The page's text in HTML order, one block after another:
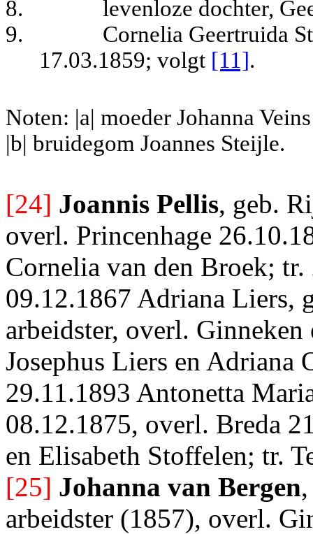
8.
levenloze dochter,
9.
Cornelia Geertruida
17.03.1859; volgt [11].
Noten: |a| moeder Johanna
|b| bruidegom Joannes Steijle.
[24] Joannis Pellis, geb.
overl. Princenhage
Cornelia van den Broek;
09.12.1867 Adriana Liers,
arbeidster, overl.
Josephus Liers en Adriana
29.11.1893 Antonetta
08.12.1875, overl. Breda
en Elisabeth Stoffelen; tr.
[25] Johanna van Bergen
arbeidster (1857), overl.